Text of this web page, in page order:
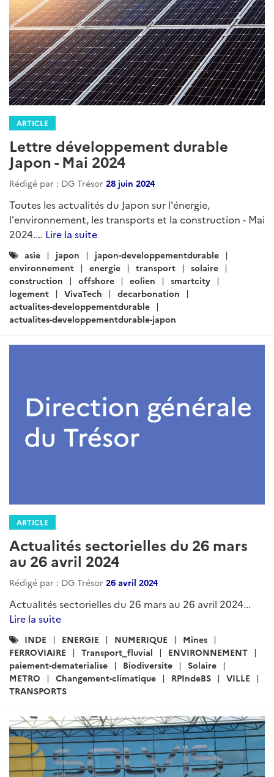
ARTICLE
Lettre développement durable
Japon - Mai 2024
Rédigé par : DG Trésor 28 juin 2024
Toutes les actualités du Japon sur l'énergie,
l'environnement, les transports et la construction - Mai
2024.... Lire la suite
Catégories
:
asie japon
japon-developpementdurable
environnement
energie transport
solaire
construction
offshore eolien
smartcity
logement
VivaTech
decarbonation
actualites-developpementdurable
actualites-developpementdurable-japon
ARTICLE
Actualités sectorielles du 26 mars
au 26 avril 2024
Rédigé par : DG Trésor 26 avril 2024
Actualités sectorielles du 26 mars au 26 avril 2024...
Lire la suite
Catégories
:
INDE ENERGIE NUMERIQUE
Mines
FERROVIAIRE
Transport_fluvial
ENVIRONNEMENT
paiement-dematerialise
Biodiversite
Solaire
METRO
Changement-climatique RPIndeBS
VILLE
TRANSPORTS